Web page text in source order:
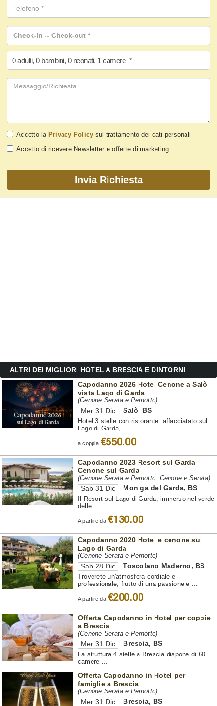
0 adulti, 0 bambini, 0 neonati, 1 camere *
Accetto la Privacy Policy sul trattamento dei dati personali
Accetto di ricevere Newsletter e offerte di marketing
ALTRI DEI MIGLIORI HOTEL A BRESCIA E DINTORNI
Capodanno 2026 Hotel Cenone a Salò
vista Lago di Garda
(Cenone Serata e Pernotto)
Mer 31 Dic Salò, BS
Hotel 3 stelle con ristorante affacciatato sul
Lago di Garda, ...
a coppia €550.00
Capodanno 2023 Resort sul Garda
Cenone sul Garda
(Cenone Serata e Pernotto, Cenone e Serata)
Sab 31 Dic Moniga del Garda, BS
Il Resort sul Lago di Garda, immerso nel verde
delle ...
A partire da €130.00
Capodanno 2020 Hotel e cenone sul
Lago di Garda
(Cenone Serata e Pernotto)
Sab 28 Dic Toscolano Maderno , BS
Troverete un'atmosfera cordiale e
professionale, frutto di una passione e ...
A partire da €200.00
Offerta Capodanno in Hotel per coppie
a Brescia
(Cenone Serata e Pernotto)
Mer 31 Dic Brescia, BS
La struttura 4 stelle a Brescia dispone di 60
camere ...
Offerta Capodanno in Hotel per
famiglie a Brescia
(Cenone Serata e Pernotto)
Mer 31 Dic Brescia, BS